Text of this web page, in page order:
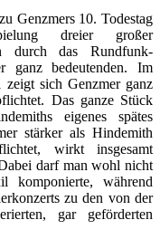
Genzmers 10. Todestag
dreier großer
durch das Rundfunk-
ganz bedeutenden. Im
sich Genzmer ganz
Das ganze Stück
eigenes spätes
stärker als Hindemith
wirkt insgesamt
darf man wohl nicht
komponierte, während
zu den von der
gar geförderten